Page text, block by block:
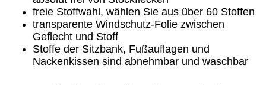
freie Stoffwahl, wählen Sie aus über 60 Stoffen
transparente Windschutz-Folie zwischen
Geflecht und Stoff
Stoffe der Sitzbank, Fußauflagen und
Nackenkissen sind abnehmbar und waschbar